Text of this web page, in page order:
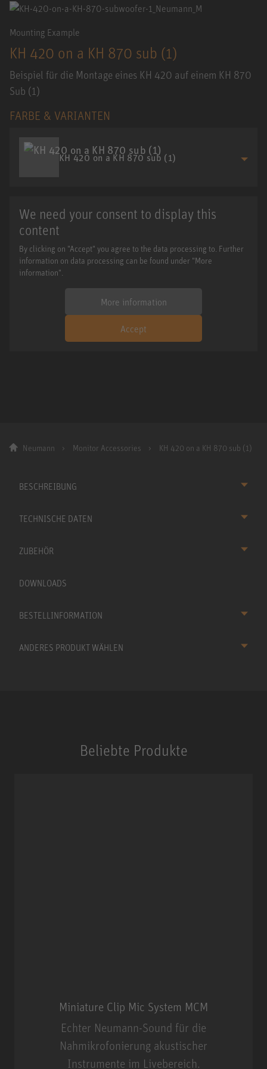
Mounting Example
KH 420 on a KH 870 sub (1)
Beispiel für die Montage eines KH 420 auf einem KH 870
Sub (1)
FARBE & VARIANTEN
KH 420 on a KH 870 sub (1)
We need your consent to display this
content
By clicking on "Accept" you agree to the data processing to. Further
information on data processing can be found under "More
information".
More information
Accept
Neumann Monitor Accessories KH 420 on a KH 870 sub (1)
BESCHREIBUNG
TECHNISCHE DATEN
ZUBEHÖR
DOWNLOADS
BESTELLINFORMATION
ANDERES PRODUKT WÄHLEN
Beliebte Produkte
Miniature Clip Mic System MCM
Echter Neumann-Sound für die
Nahmikrofonierung akustischer
Instrumente im Livebereich.